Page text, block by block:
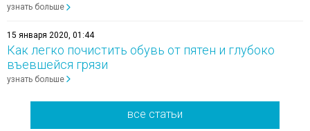
узнать больше
15 января 2020, 01:44
Как легко почистить обувь от пятен и глубоко
въевшейся грязи
узнать больше
все статьи